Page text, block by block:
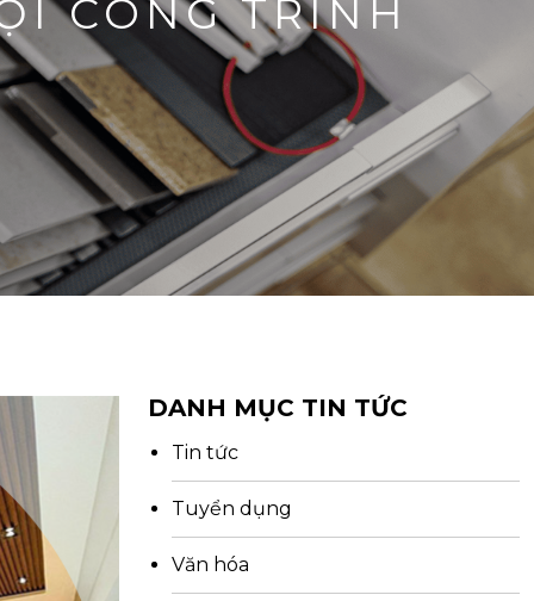
CÔNG TRÌNH
DANH MỤC TIN TỨC
Tin tức
Tuyển dụng
Văn hóa